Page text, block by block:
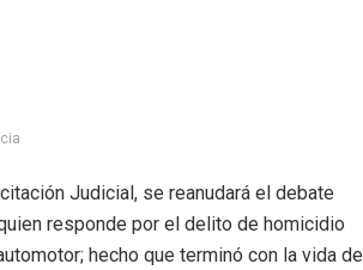
Judicial, se reanudará el debate
responde por el delito de homicidio
hecho que terminó con la vida de